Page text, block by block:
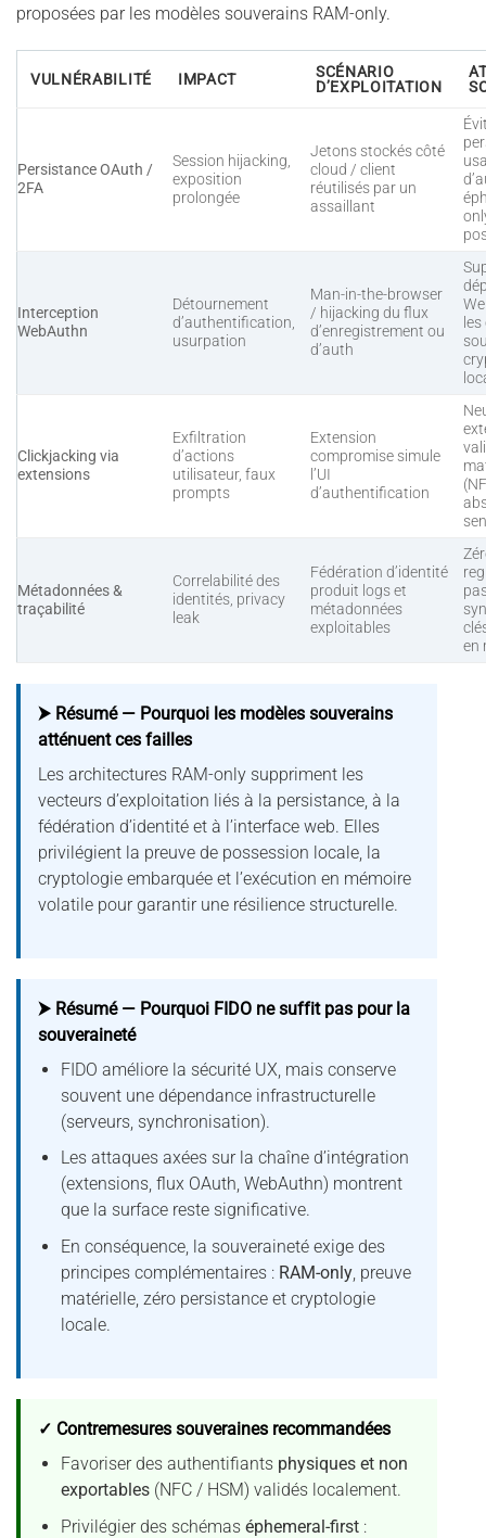
proposées par les modèles souverains RAM-only.
VULNÉRABILITÉ IMPACT
SCÉNARIO
D’EXPLOITATION
Persistance OAuth /
2FA
Session hijacking,
exposition
prolongée
Jetons stockés côté
cloud / client
réutilisés par un
assaillant
Interception
WebAuthn
Détournement
d’authentification,
usurpation
Man-in-the-browser
/ hijacking du flux
d’enregistrement ou
d’auth
Clickjacking via
extensions
Exfiltration
d’actions
utilisateur, faux
prompts
Extension
compromise simule
l’UI
d’authentification
Métadonnées &
traçabilité
Correlabilité des
identités, privacy
leak
Fédération d’identité
produit logs et
métadonnées
exploitables
en
⮞ Résumé — Pourquoi les modèles souverains
atténuent ces failles
Les architectures RAM-only suppriment les
vecteurs d’exploitation liés à la persistance, à la
fédération d’identité et à l’interface web. Elles
privilégient la preuve de possession locale, la
cryptologie embarquée et l’exécution en mémoire
volatile pour garantir une résilience structurelle.
⮞ Résumé — Pourquoi FIDO ne suffit pas pour la
souveraineté
FIDO améliore la sécurité UX, mais conserve
souvent une dépendance infrastructurelle
(serveurs, synchronisation).
Les attaques axées sur la chaîne d’intégration
(extensions, flux OAuth, WebAuthn) montrent
que la surface reste significative.
En conséquence, la souveraineté exige des
principes complémentaires : RAM-only, preuve
matérielle, zéro persistance et cryptologie
locale.
✓ Contremesures souveraines recommandées
Favoriser des authentifiants physiques et non
exportables(NFC / HSM) validés localement.
Privilégier des schémas éphemeral-first: